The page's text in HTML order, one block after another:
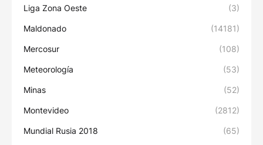
Liga Zona Oeste (3)
Maldonado (14181)
Mercosur (108)
Meteorología (53)
Minas (52)
Montevideo (2812)
Mundial Rusia 2018 (65)